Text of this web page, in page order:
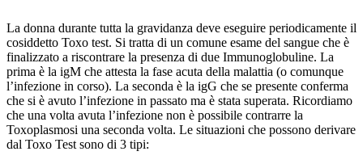
La donna durante tutta la gravidanza deve eseguire periodicamente il
cosiddetto Toxo test. Si tratta di un comune esame del sangue che è
finalizzato a riscontrare la presenza di due Immunoglobuline. La
prima è la igM che attesta la fase acuta della malattia (o comunque
l’infezione in corso). La seconda è la igG che se presente conferma
che si è avuto l’infezione in passato ma è stata superata. Ricordiamo
che una volta avuta l’infezione non è possibile contrarre la
Toxoplasmosi una seconda volta. Le situazioni che possono derivare
dal Toxo Test sono di 3 tipi: